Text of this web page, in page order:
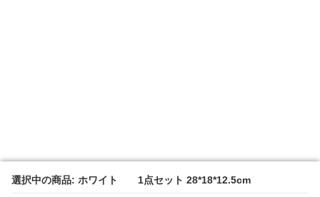
選択中の商品: ホワイト 1点セット 28*18*12.5cm
選択中の商品: ホワイト 1点セット 28*18*12.5cm